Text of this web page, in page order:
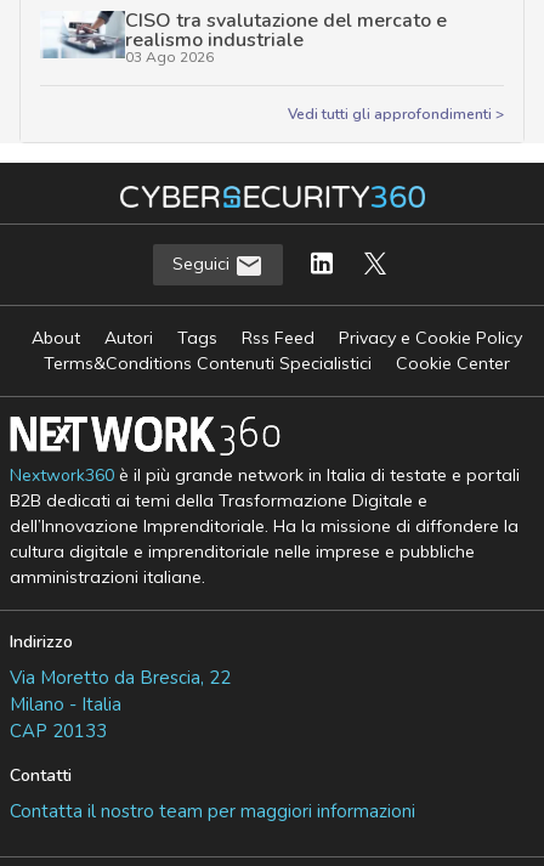
CISO tra svalutazione del mercato e
realismo industriale
03 Ago 2026
Vedi tutti gli approfondimenti >
Seguici
About Autori Tags Rss Feed
Privacy e Cookie Policy
Terms&Conditions Contenuti Specialistici
Cookie Center
Nextwork360è il più grande network in Italia di testate e portali
B2B dedicati ai temi della Trasformazione Digitale e
dell’Innovazione Imprenditoriale. Ha la missione di diffondere la
cultura digitale e imprenditoriale nelle imprese e pubbliche
amministrazioni italiane.
Indirizzo
Via Moretto da Brescia, 22
Milano - Italia
CAP 20133
Contatti
Contatta il nostro team per maggiori informazioni